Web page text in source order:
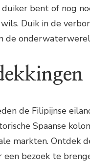
bent of nog
Duik in de
de
de Filipijnse
Spaanse
markten. Ontdek
bezoek te